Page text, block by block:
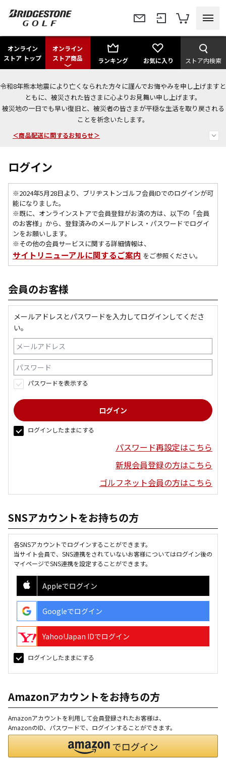
オンライン
ストア トップ
オンライン
ストア商品
ランキング お気に入り ストア内検索
令和8年熊本地震により亡くなられた方々に謹んでお悔やみを申し上げますと
ともに、被災された皆さまに心よりお見舞い申し上げます。
被災地の一日でも早い復旧と、被災者の皆さまが平穏な生活を取り戻される
ことを祈念いたします。
今なら新規会員登録で1,000円OFFクーポンプレゼント！
＜商品配送に関するお知らせ＞
ログイン
※2024年5月28日より、ブリヂストンゴルフ会員IDでのログインが可
能になりました。
※既に、 オンラインストアで会員登録がお済の方は、以下の「会員
のお客様」から、登録済みのメールアドレス・パスワードでログイ
ンをお願いします。
※その他の会員サービスに関する詳細情報は、
サイトリニューアルに関するご案内 をご参照ください。
会員のお客様
メールアドレスとパスワードを入力してログインしてくださ
い。
パスワードを表示する
ログインしたままにする
パスワード再設定はこちら
新規会員登録の方はこちら
ゴルフネット会員の方はこちら
SNSアカウントをお持ちの方
各SNSアカウントでログインすることができます。
当サイト会員で、SNS連携をされていないお客様についてはログイン後の
マイページでSNS連携を設定することができます。
Appleでログイン
Googleでログイン
Yahoo!Japan IDでログイン
ログインしたままにする
Amazonアカウントをお持ちの方
Amazonアカウントを利用して会員登録されたお客様は、
AmazonのID、パスワードで、ログインすることができます。